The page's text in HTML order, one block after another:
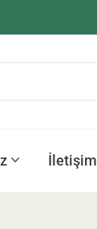
İletişim